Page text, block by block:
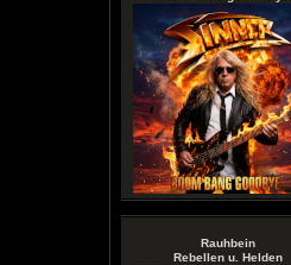
Rauhbein
Rebellen u. Helden